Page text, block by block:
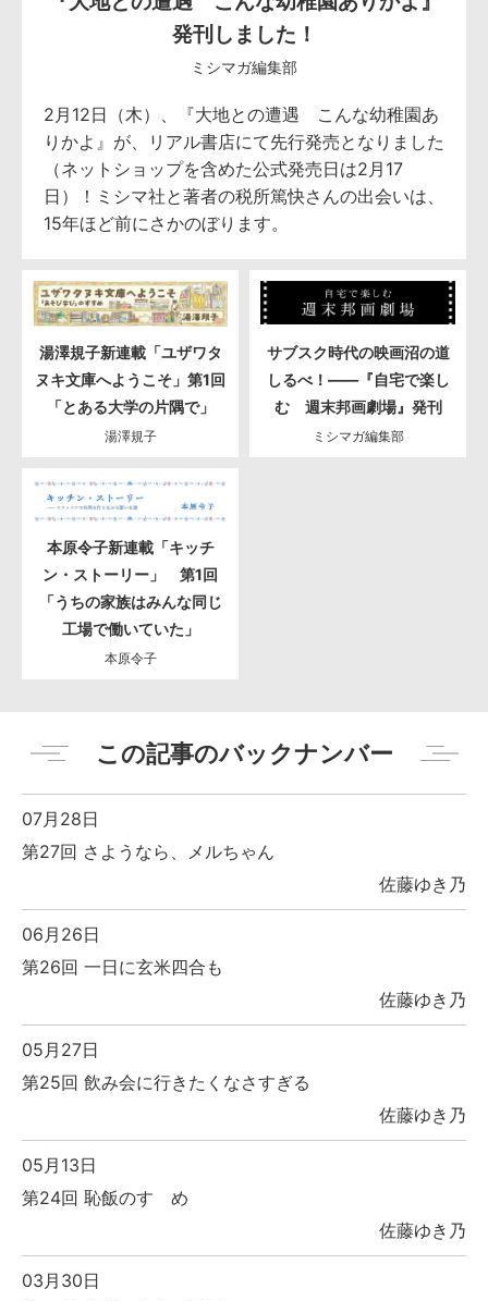
発刊しました！
ミシマガ編集部
2月12日（木）、『大地との遭遇 こんな幼稚園あ
りかよ』が、リアル書店にて先行発売となりました
（ネットショップを含めた公式発売日は2月17
日）！ミシマ社と著者の税所篤快さんの出会いは、
15年ほど前にさかのぼります。
湯澤規子新連載「ユザワタ
ヌキ文庫へようこそ」第1回
「とある大学の片隅で」
湯澤規子
サブスク時代の映画沼の道
しるべ！――『自宅で楽し
む 週末邦画劇場』発刊
ミシマガ編集部
本原令子新連載「キッチ
ン・ストーリー」 第1回
「うちの家族はみんな同じ
工場で働いていた」
本原令子
この記事のバックナンバー
07月28日
第27回 さようなら、メルちゃん
佐藤ゆき乃
06月26日
第26回 一日に玄米四合も
佐藤ゆき乃
05月27日
第25回 飲み会に行きたくなさすぎる
佐藤ゆき乃
05月13日
第24回 恥飯のすゝめ
佐藤ゆき乃
03月30日